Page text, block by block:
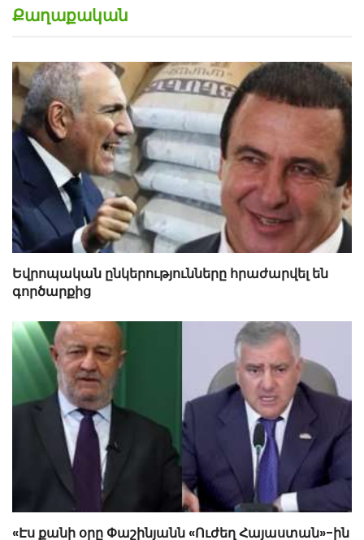
Քաղաքական
Եվրոպական ընկերությունները հրաժարվել են
գործարքից
«Էս քանի օրը Փաշինյանն «Ուժեղ Հայաստան»-ին